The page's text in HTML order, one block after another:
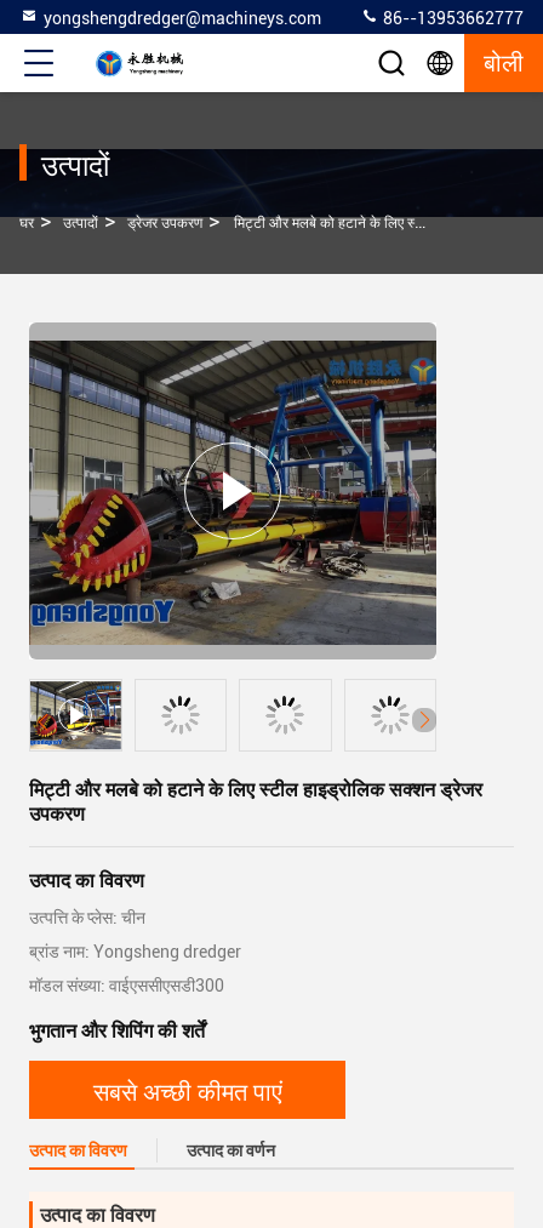
yongshengdredger@machineys.com 86--13953662777
बोली
उत्पादों
घर > उत्पादों > ड्रेजर उपकरण > मिट्टी और मलबे को हटाने के लिए स्टील हाइड्रोलिक सक्शन ड्रेजर उपकरण
मिट्टी और मलबे को हटाने के लिए स्टील हाइड्रोलिक सक्शन ड्रेजर
उपकरण
उत्पाद का विवरण
उत्पत्ति के प्लेस: चीन
ब्रांड नाम: Yongsheng dredger
मॉडल संख्या: वाईएससीएसडी300
भुगतान और शिपिंग की शर्तें
सबसे अच्छी कीमत पाएं
उत्पाद का विवरण उत्पाद का वर्णन
उत्पाद का विवरण